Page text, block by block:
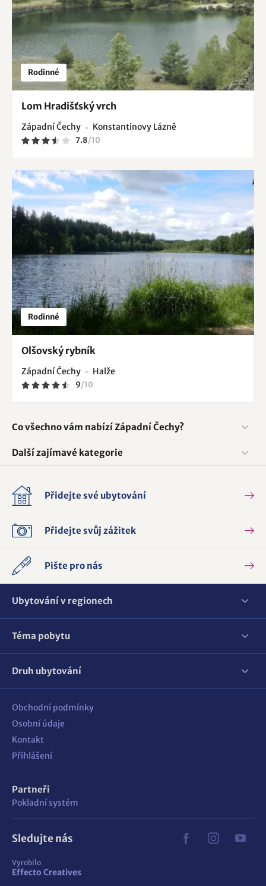
Rodinné
Lom Hradišťský vrch
Západní Čechy Konstantinovy Lázně
7.8/10
Rodinné
Olšovský rybník
Západní Čechy Halže
9/10
Co všechno vám nabízí Západní Čechy?
Další zajímavé kategorie
Přidejte své ubytování
Přidejte svůj zážitek
Pište pro nás
Ubytování v regionech
Téma pobytu
Druh ubytování
Obchodní podmínky
Osobní údaje
Kontakt
Přihlášení
Partneři
Pokladní systém
Sledujte nás
Vyrobilo
Effecto Creatives